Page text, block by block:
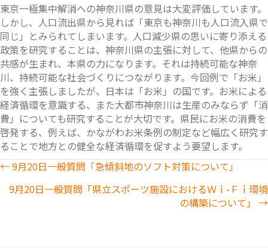
東京一極集中解消への神奈川県の意見は大変評価しています。
しかし、人口流出県から見れば「東京も神奈川も人口流入県で
同じ」とみられてしまいます。人口減少県の思いに寄り添える
政策を研究することは、神奈川県の主張に対して、他県からの
共感が生まれ、本県の力になります。それは持続可能な神奈
川、持続可能な社会づくりにつながります。今回例で「お米」
を強く主張しましたが、日本は「お米」の国です。お米による
経済循環を意識する、また大都市神奈川は生産のみならず「消
費」についても研究することが大切です。県民にお米の消費を
啓発する、例えば、かながわお米条例の制定など幅広く研究す
ることで地方との健全な経済循環を促すよう要望します。
Posts
navigation
← 9月20日一般質問「急傾斜地のソフト対策について」
9月20日一般質問「県立スポーツ施設におけるＷｉ-Ｆｉ環境
の構築について」 →